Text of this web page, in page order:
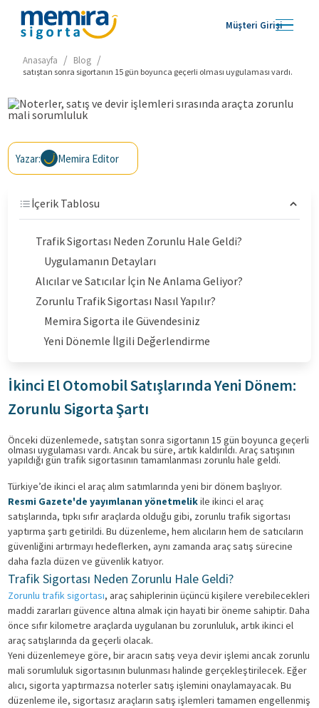
Müşteri Girişi
Anasayfa / Blog /
satıştan sonra sigortanın 15 gün boyunca geçerli olması uygulaması vardı.
Yazar: Memira Editor
İçerik Tablosu
Trafik Sigortası Neden Zorunlu Hale Geldi?
Uygulamanın Detayları
Alıcılar ve Satıcılar İçin Ne Anlama Geliyor?
Zorunlu Trafik Sigortası Nasıl Yapılır?
Memira Sigorta ile Güvendesiniz
Yeni Dönemle İlgili Değerlendirme
İkinci El Otomobil Satışlarında Yeni Dönem:
Zorunlu Sigorta Şartı
Önceki düzenlemede, satıştan sonra sigortanın 15 gün boyunca geçerli
olması uygulaması vardı. Ancak bu süre, artık kaldırıldı. Araç satışının
yapıldığı gün trafik sigortasının tamamlanması zorunlu hale geldi.
Türkiye’de ikinci el araç alım satımlarında yeni bir dönem başlıyor.
Resmi Gazete'de yayımlanan yönetmelikile ikinci el araç
satışlarında, tıpkı sıfır araçlarda olduğu gibi, zorunlu trafik sigortası
yaptırma şartı getirildi. Bu düzenleme, hem alıcıların hem de satıcıların
güvenliğini artırmayı hedeflerken, aynı zamanda araç satış sürecine
daha fazla düzen ve güvenlik katıyor.
Trafik Sigortası Neden Zorunlu Hale Geldi?
Zorunlu trafik sigortası, araç sahiplerinin üçüncü kişilere verebilecekleri
maddi zararları güvence altına almak için hayati bir öneme sahiptir. Daha
önce sıfır kilometre araçlarda uygulanan bu zorunluluk, artık ikinci el
araç satışlarında da geçerli olacak.
Yeni düzenlemeye göre, bir aracın satış veya devir işlemi ancak zorunlu
mali sorumluluk sigortasının bulunması halinde gerçekleştirilecek. Eğer
alıcı, sigorta yaptırmazsa noterler satış işlemini onaylamayacak. Bu
düzenleme ile, sigortasız araçların satış işlemleri tamamen engellenmiş